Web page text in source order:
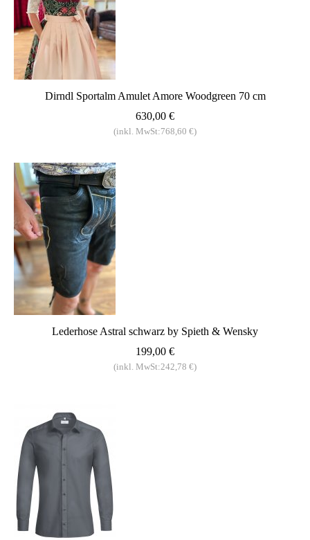
Dirndl Sportalm Amulet Amore Woodgreen 70 cm
630,00 €
(inkl. MwSt:768,60 €)
Lederhose Astral schwarz by Spieth & Wensky
199,00 €
(inkl. MwSt:242,78 €)